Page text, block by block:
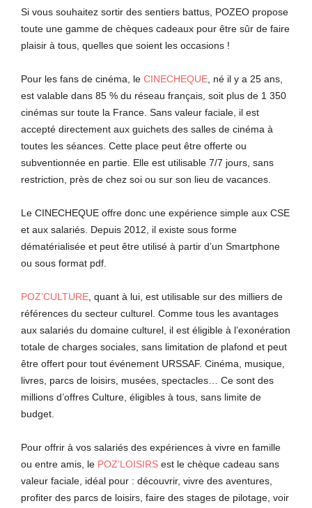
Si vous souhaitez sortir des sentiers battus, POZEO propose
toute une gamme de chèques cadeaux pour être sûr de faire
plaisir à tous, quelles que soient les occasions !
Pour les fans de cinéma, le CINECHEQUE , né il y a 25 ans,
est valable dans 85 % du réseau français, soit plus de 1 350
cinémas sur toute la France. Sans valeur faciale, il est
accepté directement aux guichets des salles de cinéma à
toutes les séances. Cette place peut être offerte ou
subventionnée en partie. Elle est utilisable 7/7 jours, sans
restriction, près de chez soi ou sur son lieu de vacances.
Le CINECHEQUE offre donc une expérience simple aux CSE
et aux salariés. Depuis 2012, il existe sous forme
dématérialisée et peut être utilisé à partir d’un Smartphone
ou sous format pdf.
POZ’CULTURE , quant à lui, est utilisable sur des milliers de
références du secteur culturel. Comme tous les avantages
aux salariés du domaine culturel, il est éligible à l’exonération
totale de charges sociales, sans limitation de plafond et peut
être offert pour tout événement URSSAF. Cinéma, musique,
livres, parcs de loisirs, musées, spectacles… Ce sont des
millions d’offres Culture, éligibles à tous, sans limite de
budget.
Pour offrir à vos salariés des expériences à vivre en famille
ou entre amis, le POZ’LOISIRS est le chèque cadeau sans
valeur faciale, idéal pour : découvrir, vivre des aventures,
profiter des parcs de loisirs, faire des stages de pilotage, voir